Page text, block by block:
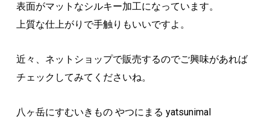
表面がマットなシルキー加工になっています。
上質な仕上がりで手触りもいいですよ。
近々、ネットショップで販売するのでご興味があれば
チェックしてみてくださいね。
八ヶ岳にすむいきもの やつにまる yatsunimal